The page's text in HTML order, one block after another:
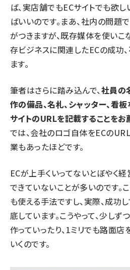
ば、実店舗でもECサイトでも欲
ばいいのです。まあ、社内の問題
がつきますが、既存媒体を使いこ
存ビジネスに関連したECの成功
ます。
筆者はさらに踏み込んで、社員の
作の備品、名札、シャッター、看
サイトのURLを記載することをお
では、会社のロゴ自体をECの
業もあったほどです。
ECが上手くいってないとぼやく
できていないことが多いのです。
も使える手法ですし、実際、成功
底しています。こうやって、少し
作っていったり、1ミリでも路面
いくのです。